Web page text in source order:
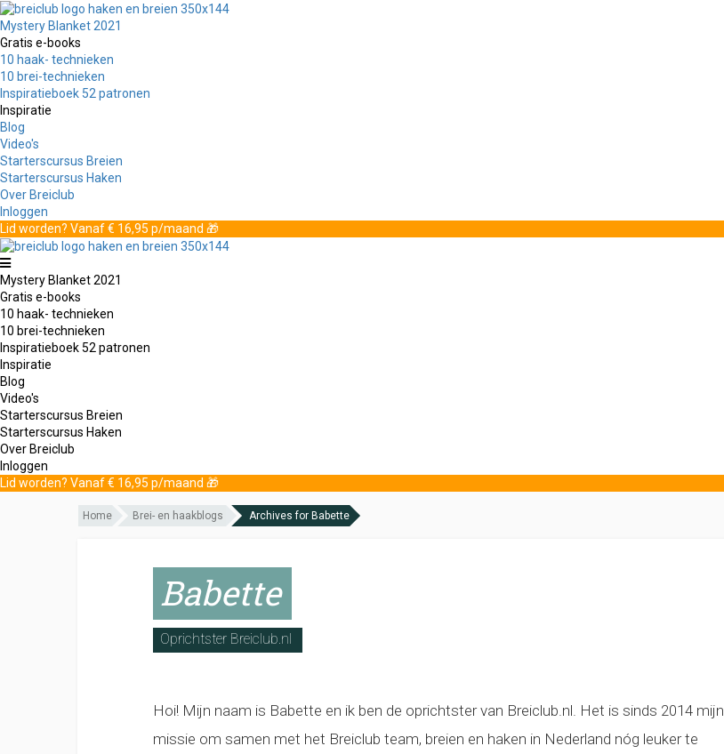
Mystery Blanket 2021
Gratis e-books
10 haak- technieken
10 brei-technieken
Inspiratieboek 52 patronen
Inspiratie
Blog
Video's
Starterscursus Breien
Starterscursus Haken
Over Breiclub
Inloggen
Lid worden? Vanaf € 16,95 p/maand 🎁
Mystery Blanket 2021
Gratis e-books
10 haak- technieken
10 brei-technieken
Inspiratieboek 52 patronen
Inspiratie
Blog
Video's
Starterscursus Breien
Starterscursus Haken
Over Breiclub
Inloggen
Lid worden? Vanaf € 16,95 p/maand 🎁
Home Brei- en haakblogs Archives for Babette
Babette
Oprichtster Breiclub.nl
Hoi! Mijn naam is Babette en ik ben de oprichtster van Breiclub.nl. Het is sinds 2014 mijn
missie om samen met het Breiclub team, breien en haken in Nederland nóg leuker te